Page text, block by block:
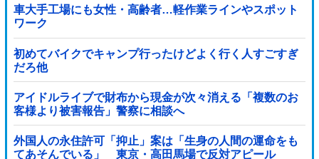
車大手工場にも女性・高齢者…軽作業ラインやスポット
ワーク
初めてバイクでキャンプ行ったけどよく行く人すごすぎ
だろ他
アイドルライブで財布から現金が次々消える「複数のお
客様より被害報告」警察に相談へ
外国人の永住許可「抑止」案は「生身の人間の運命をも
てあそんでいる」 東京・高田馬場で反対アピール